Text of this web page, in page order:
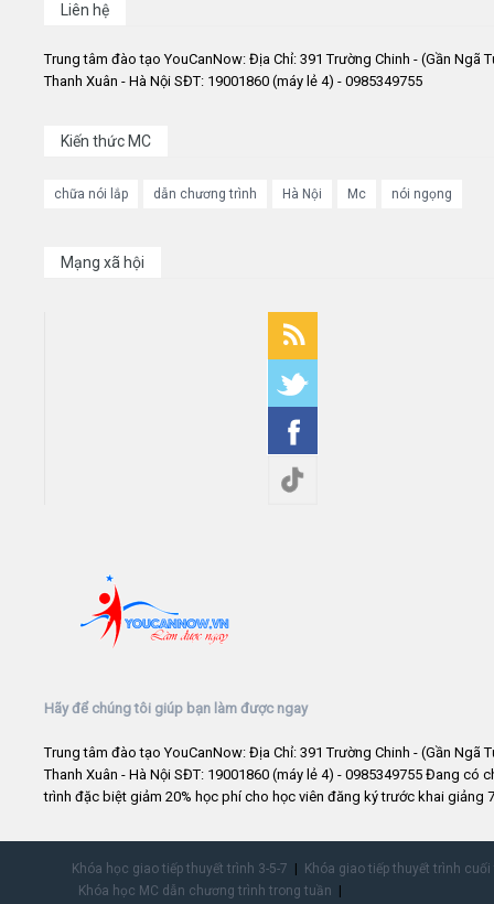
Liên hệ
Trung tâm đào tạo YouCanNow: Địa Chỉ: 391 Trường Chinh - (Gần Ngã
Thanh Xuân - Hà Nội SĐT: 19001860 (máy lẻ 4) - 0985349755
Kiến thức MC
chữa nói lắp dẫn chương trình Hà Nội Mc nói ngọng
Mạng xã hội
Hãy để chúng tôi giúp bạn làm được ngay
Trung tâm đào tạo YouCanNow: Địa Chỉ: 391 Trường Chinh - (Gần Ngã
Thanh Xuân - Hà Nội SĐT: 19001860 (máy lẻ 4) - 0985349755 Đang có
trình đặc biệt giảm 20% học phí cho học viên đăng ký trước khai giảng
Khóa học giao tiếp thuyết trình 3-5-7
Khóa giao tiếp thuyết trình
Khóa học MC dẫn chương trình trong tuần